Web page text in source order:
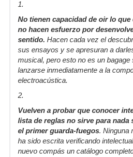
1.
No tienen capacidad de oir lo que
no hacen esfuerzo por
sentido. Hacen cada vez el
sus ensayos y se apresuran a
musical, pero esto no es un bagage
lanzarse inmediatamente a la
electroacústica.
2.
Vuelven a probar que conocer
lista de reglas no sirve para nada
el primer guarda-fuegos. Ninguna
ha sido escrita verificando
nuevo compás un catálogo